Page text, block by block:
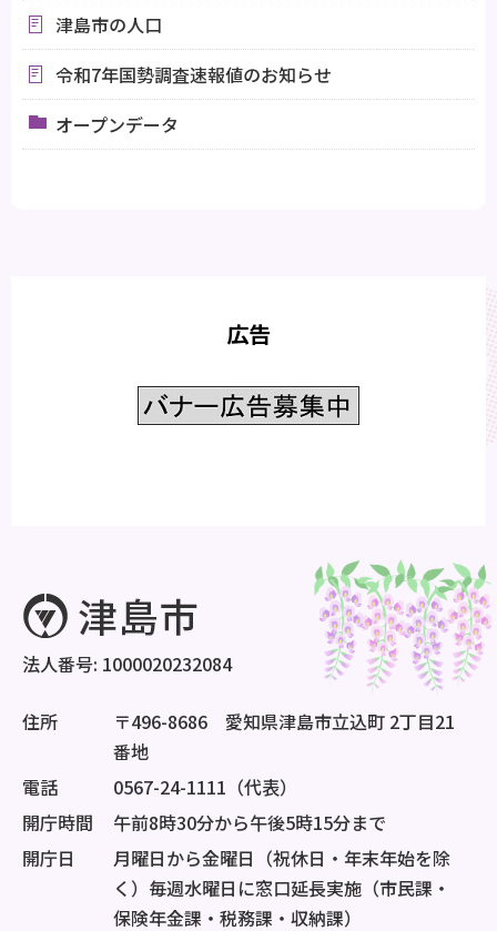
津島市の人口
令和7年国勢調査速報値のお知らせ
オープンデータ
広告
法人番号: 1000020232084
住所
〒496-8686 愛知県津島市立込町 2丁目21
番地
電話
0567-24-1111（代表）
開庁時間
午前8時30分から午後5時15分まで
開庁日
月曜日から金曜日（祝休日・年末年始を除
く）毎週水曜日に窓口延長実施（市民課・
保険年金課・税務課・収納課）